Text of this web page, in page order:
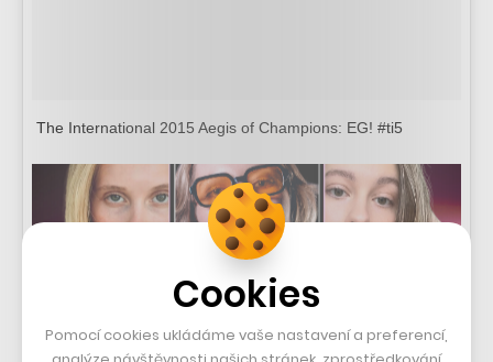
The International 2015 Aegis of Champions: EG! #ti5
Cookies
Pomocí cookies ukládáme vaše nastavení a preferencí,